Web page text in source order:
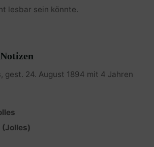
lesbar sein könnte.
, gest. 24. August 1894 mit 4 Jahren